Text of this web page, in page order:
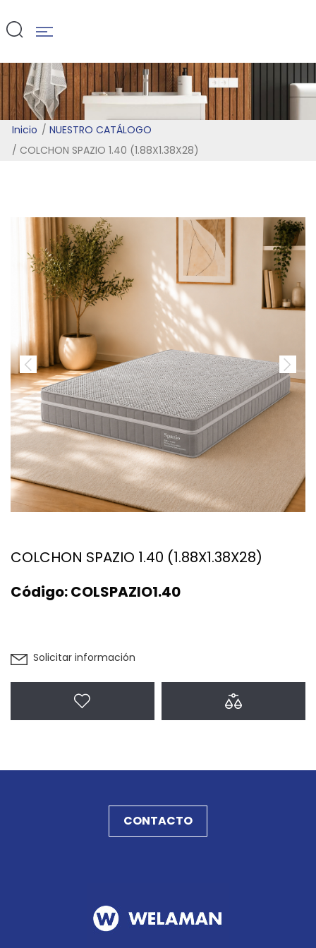
Inicio
NUESTRO CATÁLOGO
COLCHON SPAZIO 1.40 (1.88X1.38X28)
COLCHON SPAZIO 1.40 (1.88X1.38X28)
Código:COLSPAZIO1.40
Solicitar información
CONTACTO